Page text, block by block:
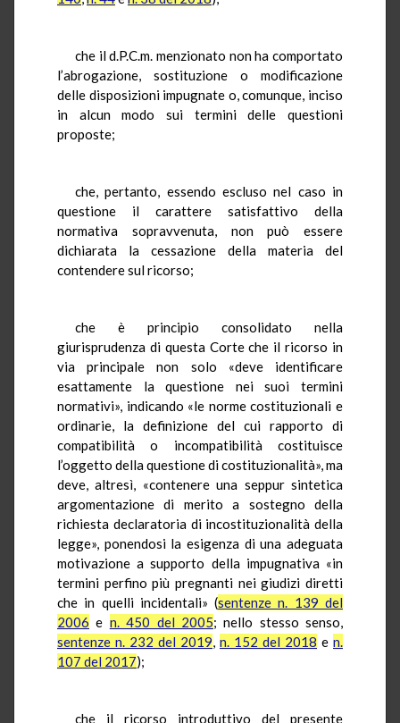
che il d.P.C.m. menzionato non ha comportato
l’abrogazione, sostituzione o modificazione
delle disposizioni impugnate o, comunque, inciso
in alcun modo sui termini delle questioni
proposte;
che, pertanto, essendo escluso nel caso in
questione il carattere satisfattivo della
normativa sopravvenuta, non può essere
dichiarata la cessazione della materia del
contendere sul ricorso;
che è principio consolidato nella
giurisprudenza di questa Corte che il ricorso in
via principale non solo «deve identificare
esattamente la questione nei suoi termini
normativi», indicando «le norme costituzionali e
ordinarie, la definizione del cui rapporto di
compatibilità o incompatibilità costituisce
l’oggetto della questione di costituzionalità», ma
deve, altresì, «contenere una seppur sintetica
argomentazione di merito a sostegno della
richiesta declaratoria di incostituzionalità della
legge», ponendosi la esigenza di una adeguata
motivazione a supporto della impugnativa «in
termini perfino più pregnanti nei giudizi diretti
che in quelli incidentali» (sentenze n. 139 del
2006 e n. 450 del 2005; nello stesso senso,
sentenze n. 232 del 2019, n. 152 del 2018 e n.
107 del 2017);
che il ricorso introduttivo del presente